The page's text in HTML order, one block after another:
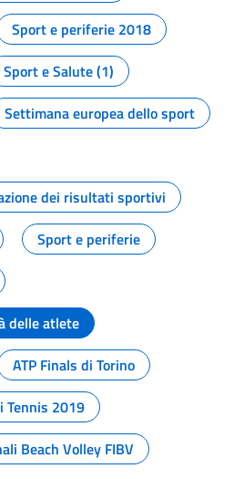
Sport e periferie 2018
Sport e Salute (1)
Settimana europea dello sport
dei risultati sportivi
Sport e periferie
delle atlete
ATP Finals di Torino
Tennis 2019
Beach Volley FIBV